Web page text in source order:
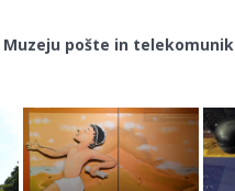
pošte in